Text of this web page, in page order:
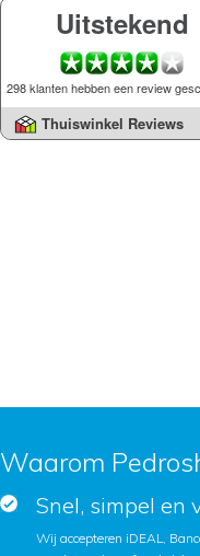
Uitstekend
298 klanten hebben een review
Thuiswinkel Reviews
Waarom
Snel, simpel en
Wij accepteren iDEAL,